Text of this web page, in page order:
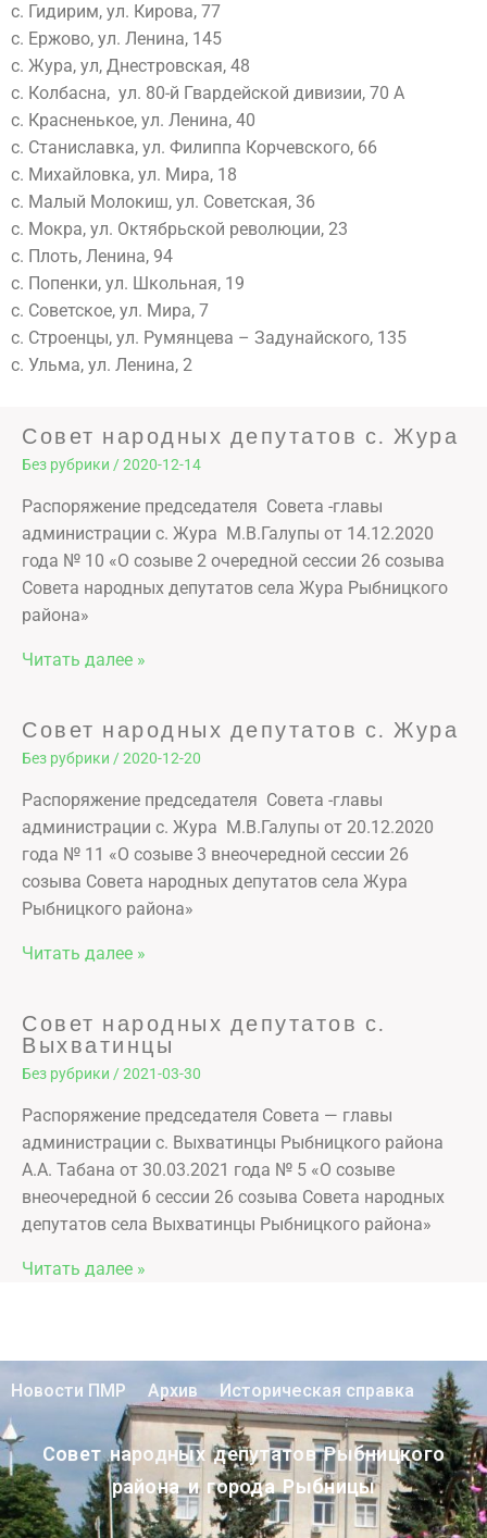
с. Гидирим, ул. Кирова, 77
с. Ержово, ул. Ленина, 145
с. Жура, ул, Днестровская, 48
с. Колбасна, ул. 80-й Гвардейской дивизии, 70 А
с. Красненькое, ул. Ленина, 40
с. Станиславка, ул. Филиппа Корчевского, 66
с. Михайловка, ул. Мира, 18
с. Малый Молокиш, ул. Советская, 36
с. Мокра, ул. Октябрьской революции, 23
с. Плоть, Ленина, 94
с. Попенки, ул. Школьная, 19
с. Советское, ул. Мира, 7
с. Строенцы, ул. Румянцева – Задунайского, 135
с. Ульма, ул. Ленина, 2
Совет народных депутатов с. Жура
Без рубрики /2020-12-14
Распоряжение председателя Совета -главы
администрации с. Жура М.В.Галупы от 14.12.2020
года № 10 «О созыве 2 очередной сессии 26 созыва
Совета народных депутатов села Жура Рыбницкого
района»
Читать далее »
Совет народных депутатов с. Жура
Без рубрики /2020-12-20
Распоряжение председателя Совета -главы
администрации с. Жура М.В.Галупы от 20.12.2020
года № 11 «О созыве 3 внеочередной сессии 26
созыва Совета народных депутатов села Жура
Рыбницкого района»
Читать далее »
Совет народных депутатов с.
Выхватинцы
Без рубрики /2021-03-30
Распоряжение председателя Совета — главы
администрации с. Выхватинцы Рыбницкого района
А.А. Табана от 30.03.2021 года № 5 «О созыве
внеочередной 6 сессии 26 созыва Совета народных
депутатов села Выхватинцы Рыбницкого района»
Читать далее »
Новости ПМР Архив Историческая справка
Совет народных депутатов Рыбницкого
района и города Рыбницы